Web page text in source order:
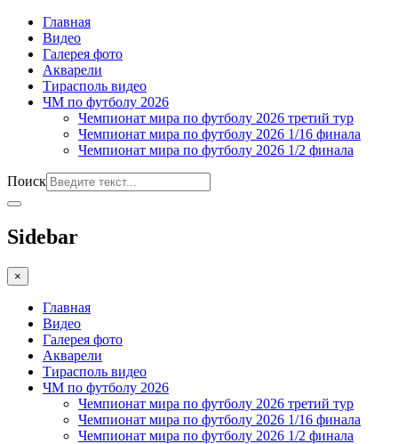
Главная
Видео
Галерея фото
Акварели
Тирасполь видео
ЧМ по футболу 2026
Чемпионат мира по футболу 2026 третий тур
Чемпионат мира по футболу 2026 1/16 финала
Чемпионат мира по футболу 2026 1/2 финала
Поиск
Sidebar
×
Главная
Видео
Галерея фото
Акварели
Тирасполь видео
ЧМ по футболу 2026
Чемпионат мира по футболу 2026 третий тур
Чемпионат мира по футболу 2026 1/16 финала
Чемпионат мира по футболу 2026 1/2 финала